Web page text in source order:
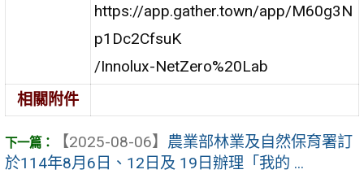
https://app.gather.town/app/M60g3N
p1Dc2CfsuK
/Innolux-NetZero%20Lab
相關附件
【2025-08-06】 農業部林業及自然保育署訂
於114年8月6日、12日及 19日辦理「我的 ...